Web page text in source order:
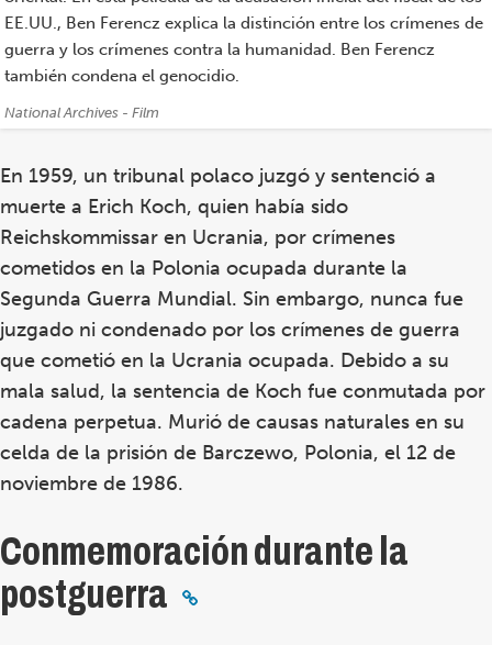
EE.UU., Ben Ferencz explica la distinción entre los crímenes de
guerra y los crímenes contra la humanidad. Ben Ferencz
también condena el genocidio.
Créditos:
National Archives - Film
En 1959, un tribunal polaco juzgó y sentenció a
muerte a Erich Koch, quien había sido
Reichskommissar en Ucrania, por crímenes
cometidos en la Polonia ocupada durante la
Segunda Guerra Mundial. Sin embargo, nunca fue
juzgado ni condenado por los crímenes de guerra
que cometió en la Ucrania ocupada. Debido a su
mala salud, la sentencia de Koch fue conmutada por
cadena perpetua. Murió de causas naturales en su
celda de la prisión de Barczewo, Polonia, el 12 de
noviembre de 1986.
Conmemoración durante la
postguerra